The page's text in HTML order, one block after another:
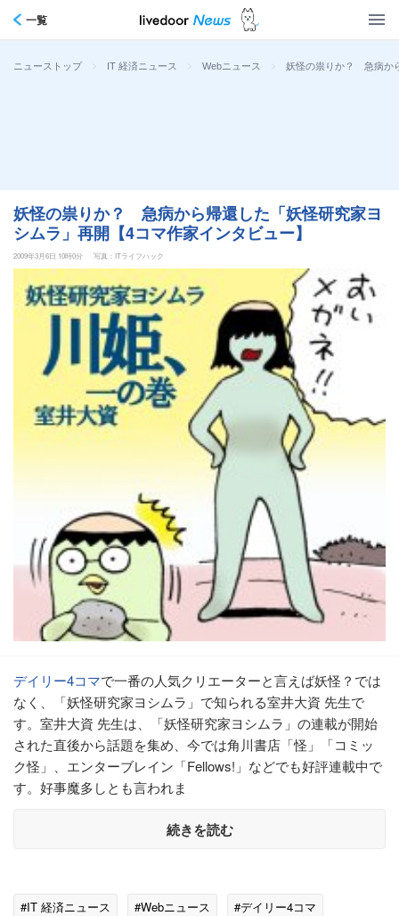
一覧
ニューストップ > IT 経済ニュース > Webニュース > 妖怪の祟りか？ 急病か
妖怪の祟りか？ 急病から帰還した「妖怪研究家ヨ
シムラ」再開【4コマ作家インタビュー】
2009年3月6日 10時0分 写真：ITライフハック
デイリー4コマで一番の人気クリエーターと言えば妖怪？では
なく、「妖怪研究家ヨシムラ」で知られる室井大資 先生で
す。室井大資 先生は、「妖怪研究家ヨシムラ」の連載が開始
された直後から話題を集め、今では角川書店「怪」「コミッ
ク怪」、エンターブレイン「Fellows!」などでも好評連載中で
す。好事魔多しとも言われま
続きを読む
#IT 経済ニュース #Webニュース #デイリー4コマ